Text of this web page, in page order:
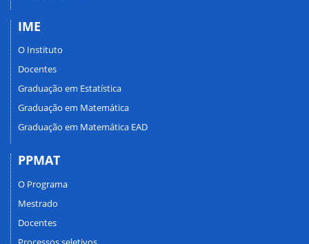
IME
O Instituto
Docentes
Graduação em Estatística
Graduação em Matemática
Graduação em Matemática EAD
PPMAT
O Programa
Mestrado
Docentes